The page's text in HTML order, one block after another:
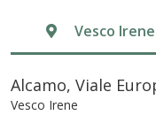
Vesco Irene
Alcamo, Viale
Vesco Irene